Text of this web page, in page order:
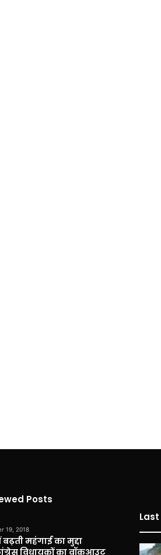
Posts
19, 2018
महंगाई का मुद्दा
विधायकों का वॉकआउट